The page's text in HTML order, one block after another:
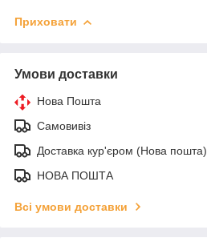
Приховати
Умови доставки
Нова Пошта
Самовивіз
Доставка кур'єром (Нова пошта)
НОВА ПОШТА
Всі умови доставки